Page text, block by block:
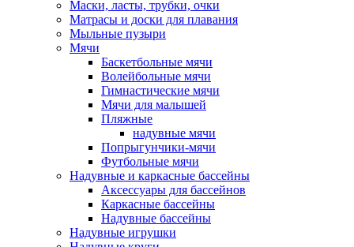
Маски, ласты, трубки, очки
Матрасы и доски для плавания
Мыльные пузыри
Мячи
Баскетбольные мячи
Волейбольные мячи
Гимнастические мячи
Мячи для малышей
Пляжные
надувные мячи
Попрыгунчики-мячи
Футбольные мячи
Надувные и каркасные бассейны
Аксессуары для бассейнов
Каркасные бассейны
Надувные бассейны
Надувные игрушки